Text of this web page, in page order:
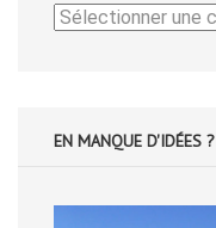
Catégories
EN MANQUE D'IDÉES ?